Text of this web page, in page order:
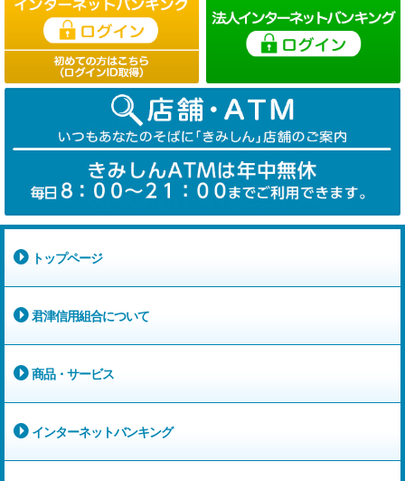
トップページ
君津信用組合について
商品・サービス
インターネットバンキング